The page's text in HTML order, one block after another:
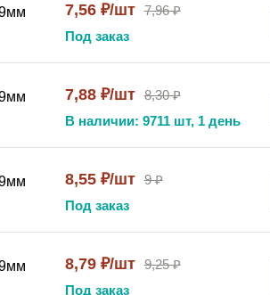
7,56 ₽/шт 7,96 ₽
Под заказ
7,88 ₽/шт 8,30 ₽
В наличии: 9711 шт, 1 день
8,55 ₽/шт 9 ₽
Под заказ
8,79 ₽/шт 9,25 ₽
Под заказ